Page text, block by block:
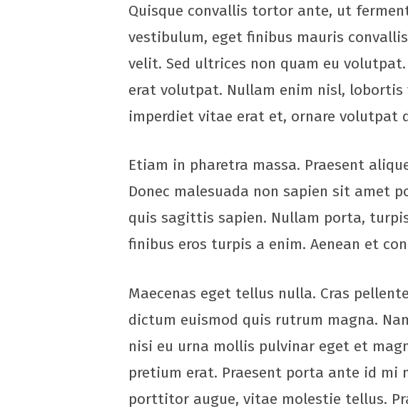
Quisque convallis tortor ante, ut
vestibulum, eget finibus mauris
velit. Sed ultrices non quam eu
erat volutpat. Nullam enim nisl,
imperdiet vitae erat et, ornare volutpat
Etiam in pharetra massa. Praesent
Donec malesuada non sapien sit amet
quis sagittis sapien. Nullam porta,
finibus eros turpis a enim. Aenean et
Maecenas eget tellus nulla. Cras
dictum euismod quis rutrum magna.
nisi eu urna mollis pulvinar eget et
pretium erat. Praesent porta ante id
porttitor augue, vitae molestie tellus.